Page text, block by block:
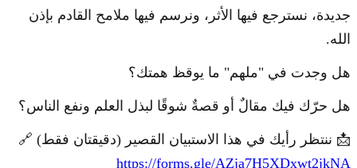
جديدة، نسترجع فيها الأثر، ونرسم فيها ملامح القادم بإذن
الله.
هل وجدت في "ملهم" ما يوقظ همتك؟
هل حرّك فيك مقالٌ أو قصةٌ شوقًا لبذل العلم ونفع الناس؟
📩 ننتظر رأيك في هذا الاستبيان القصير (دقيقتان فقط) 🔗
https://forms.gle/AZja7H5XDxwt2jkNA